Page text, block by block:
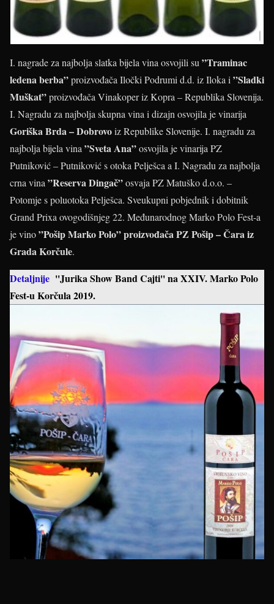
I. nagrade za najbolja slatka bijela vina osvojili su ”Traminac
ledena berba”proizvođača Iločki Podrumi d.d. iz Iloka i ”Sladki
Muškat”proizvođača Vinakoper iz Kopra – Republika Slovenija.
I. Nagradu za najbolja skupna vina i dizajn osvojila je vinarija
Goriška Brda – Dobrovoiz Republike Slovenije. I. nagradu za
najbolja bijela vina ”Sveta Ana”osvojila je vinarija PZ
Putniković – Putniković s otoka Pelješca a I. Nagradu za najbolja
crna vina ”Reserva Dingač”osvaja PZ Matuško d.o.o. –
Potomje s poluotoka Pelješca. Sveukupni pobjednik i dobitnik
Grand Prixa ovogodišnjeg 22. Međunarodnog Marko Polo Fest-a
je vino”Pošip Marko Polo” proizvođača PZ Pošip – Čara iz
Grada Korčule.
Detaljnije ''Jurika Show Band Cajti'' na XXIV. Marko Polo
Fest-u Korčula 2019.